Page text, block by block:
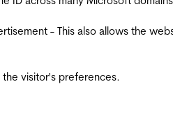
- This also allows the
visitor's preferences.